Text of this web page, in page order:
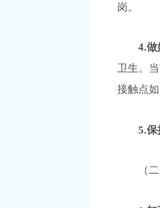
岗。
4.做
卫生。
接触点
5.保
（